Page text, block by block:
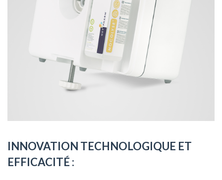
INNOVATION TECHNOLOGIQUE ET
EFFICACITÉ :